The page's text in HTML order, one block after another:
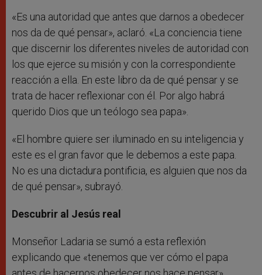
«Es una autoridad que antes que darnos a obedecer
nos da de qué pensar», aclaró. «La conciencia tiene
que discernir los diferentes niveles de autoridad con
los que ejerce su misión y con la correspondiente
reacción a ella. En este libro da de qué pensar y se
trata de hacer reflexionar con él. Por algo habrá
querido Dios que un teólogo sea papa».
«El hombre quiere ser iluminado en su inteligencia y
este es el gran favor que le debemos a este papa.
No es una dictadura pontificia, es alguien que nos da
de qué pensar», subrayó.
Descubrir al Jesús real
Monseñor Ladaria se sumó a esta reflexión
explicando que «tenemos que ver cómo el papa